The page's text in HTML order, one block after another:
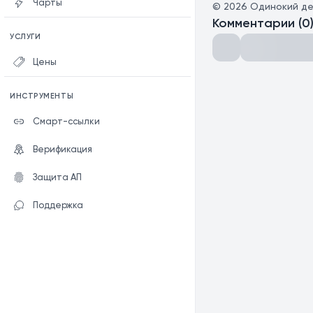
Чарты
УСЛУГИ
Цены
ИНСТРУМЕНТЫ
Смарт-ссылки
Верификация
Защита АП
Поддержка
© 2026 Одинокий
Комментарии (0)